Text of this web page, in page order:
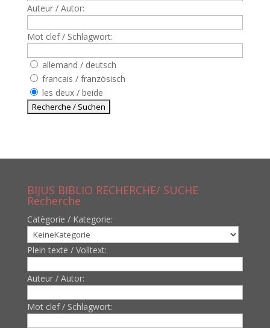
Auteur / Autor:
Mot clef / Schlagwort:
allemand / deutsch
francais / französisch
les deux / beide
BIJUS BIBLIO RECHERCHE/ SUCHE
Recherche
Catègorie / Kategorie:
Plein texte / Volltext:
Auteur / Autor:
Mot clef / Schlagwort: